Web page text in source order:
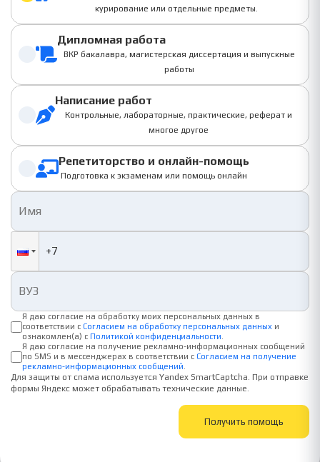
курирование или отдельные предметы.
Дипломная работа
ВКР бакалавра, магистерская диссертация и выпускные
работы
Написание работ
Контрольные, лабораторные, практические, реферат и
многое другое
Репетиторство и онлайн-помощь
Подготовка к экзаменам или помощь онлайн
Я даю согласие на обработку моих персональных данных в
соответствии с Согласием на обработку персональных данных и
ознакомлен(а) с Политикой конфиденциальности
Я даю согласие на получение рекламно-информационных сообщений
по SMS и в мессенджерах в соответствии с Согласием на получение
рекламно-информационных сообщений
Для защиты от спама используется Yandex SmartCaptcha. При отправке
формы Яндекс может обрабатывать технические данные.
Получить помощь